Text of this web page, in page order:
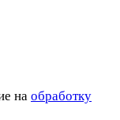
на обработку